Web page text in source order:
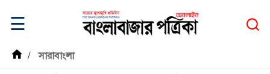
☰
/ সারাবাংলা